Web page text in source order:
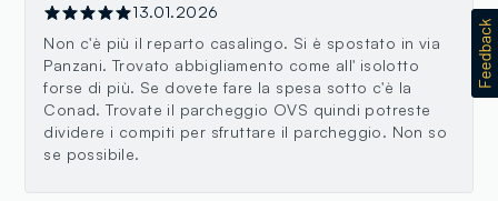
13.01.2026
Non c'è più il reparto casalingo. Si è spostato in via
Panzani. Trovato abbigliamento come all' isolotto
forse di più. Se dovete fare la spesa sotto c'è la
Conad. Trovate il parcheggio OVS quindi potreste
dividere i compiti per sfruttare il parcheggio. Non so
se possibile.